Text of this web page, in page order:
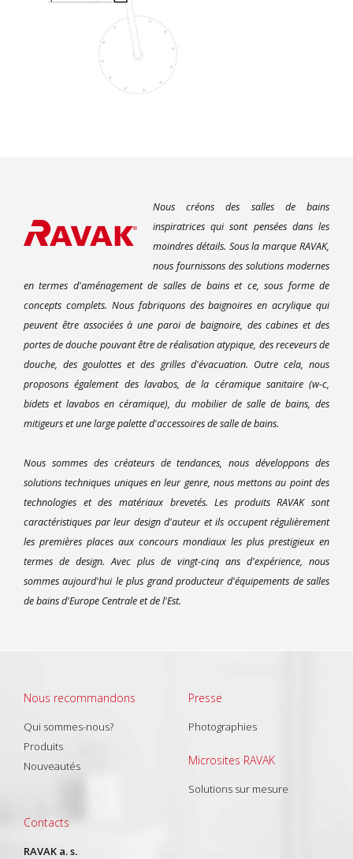
Nous créons des salles de bains
inspiratrices qui sont pensées dans les
moindres détails. Sous la marque RAVAK,
nous fournissons des solutions modernes
en termes d'aménagement de salles de bains et ce, sous forme de
concepts complets. Nous fabriquons des baignoires en acrylique qui
peuvent être associées à une paroi de baignoire, des cabines et des
portes de douche pouvant être de réalisation atypique, des receveurs de
douche, des goulottes et des grilles d'évacuation. Outre cela, nous
proposons également des lavabos, de la céramique sanitaire (w-c,
bidets et lavabos en céramique), du mobilier de salle de bains, des
mitigeurs et une large palette d'accessoires de salle de bains.
Nous sommes des créateurs de tendances, nous développons des
solutions techniques uniques en leur genre, nous mettons au point des
technologies et des matériaux brevetés. Les produits RAVAK sont
caractéristiques par leur design d'auteur et ils occupent régulièrement
les premières places aux concours mondiaux les plus prestigieux en
termes de design. Avec plus de vingt-cinq ans d'expérience, nous
sommes aujourd'hui le plus grand producteur d'équipements de salles
de bains d'Europe Centrale et de l'Est.
Nous recommandons
Qui sommes-nous?
Produits
Nouveautés
Presse
Photographies
Microsites RAVAK
Solutions sur mesure
Contacts
RAVAK a. s.